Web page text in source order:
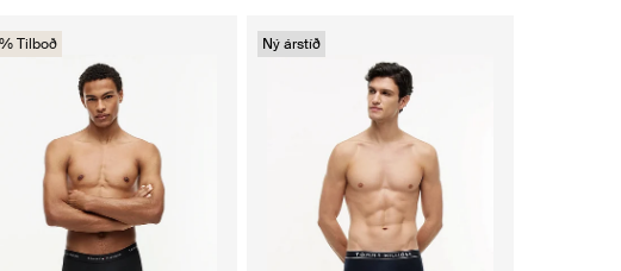
Tilboð Ný árstíð